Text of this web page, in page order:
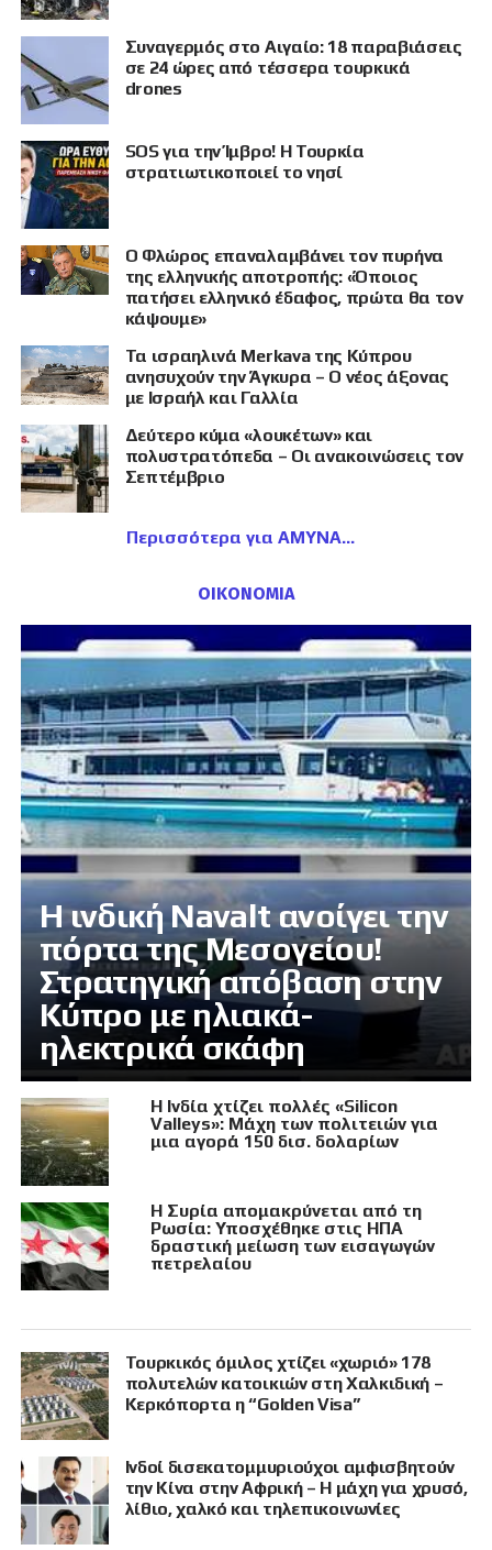
Συναγερμός στο Αιγαίο: 18 παραβιάσεις
σε 24 ώρες από τέσσερα τουρκικά
drones
SOS για την Ίμβρο! Η Τουρκία
στρατιωτικοποιεί το νησί
Ο Φλώρος επαναλαμβάνει τον πυρήνα
της ελληνικής αποτροπής: «Όποιος
πατήσει ελληνικό έδαφος, πρώτα θα τον
κάψουμε»
Τα ισραηλινά Merkava της Κύπρου
ανησυχούν την Άγκυρα – Ο νέος άξονας
με Ισραήλ και Γαλλία
Δεύτερο κύμα «λουκέτων» και
πολυστρατόπεδα – Οι ανακοινώσεις τον
Σεπτέμβριο
Περισσότερα για ΑΜΥΝΑ
ΟΙΚΟΝΟΜΙΑ
Η ινδική Navalt ανοίγει την
πόρτα της Μεσογείου!
Στρατηγική απόβαση στην
Κύπρο με ηλιακά-
ηλεκτρικά σκάφη
Η Ινδία χτίζει πολλές «Silicon
Valleys»: Μάχη των πολιτειών για
μια αγορά 150 δισ. δολαρίων
Η Συρία απομακρύνεται από τη
Ρωσία: Υποσχέθηκε στις ΗΠΑ
δραστική μείωση των εισαγωγών
πετρελαίου
Τουρκικός όμιλος χτίζει «χωριό» 178
πολυτελών κατοικιών στη Χαλκιδική –
Κερκόπορτα η “Golden Visa”
Ινδοί δισεκατομμυριούχοι αμφισβητούν
την Κίνα στην Αφρική – Η μάχη για χρυσό,
λίθιο, χαλκό και τηλεπικοινωνίες